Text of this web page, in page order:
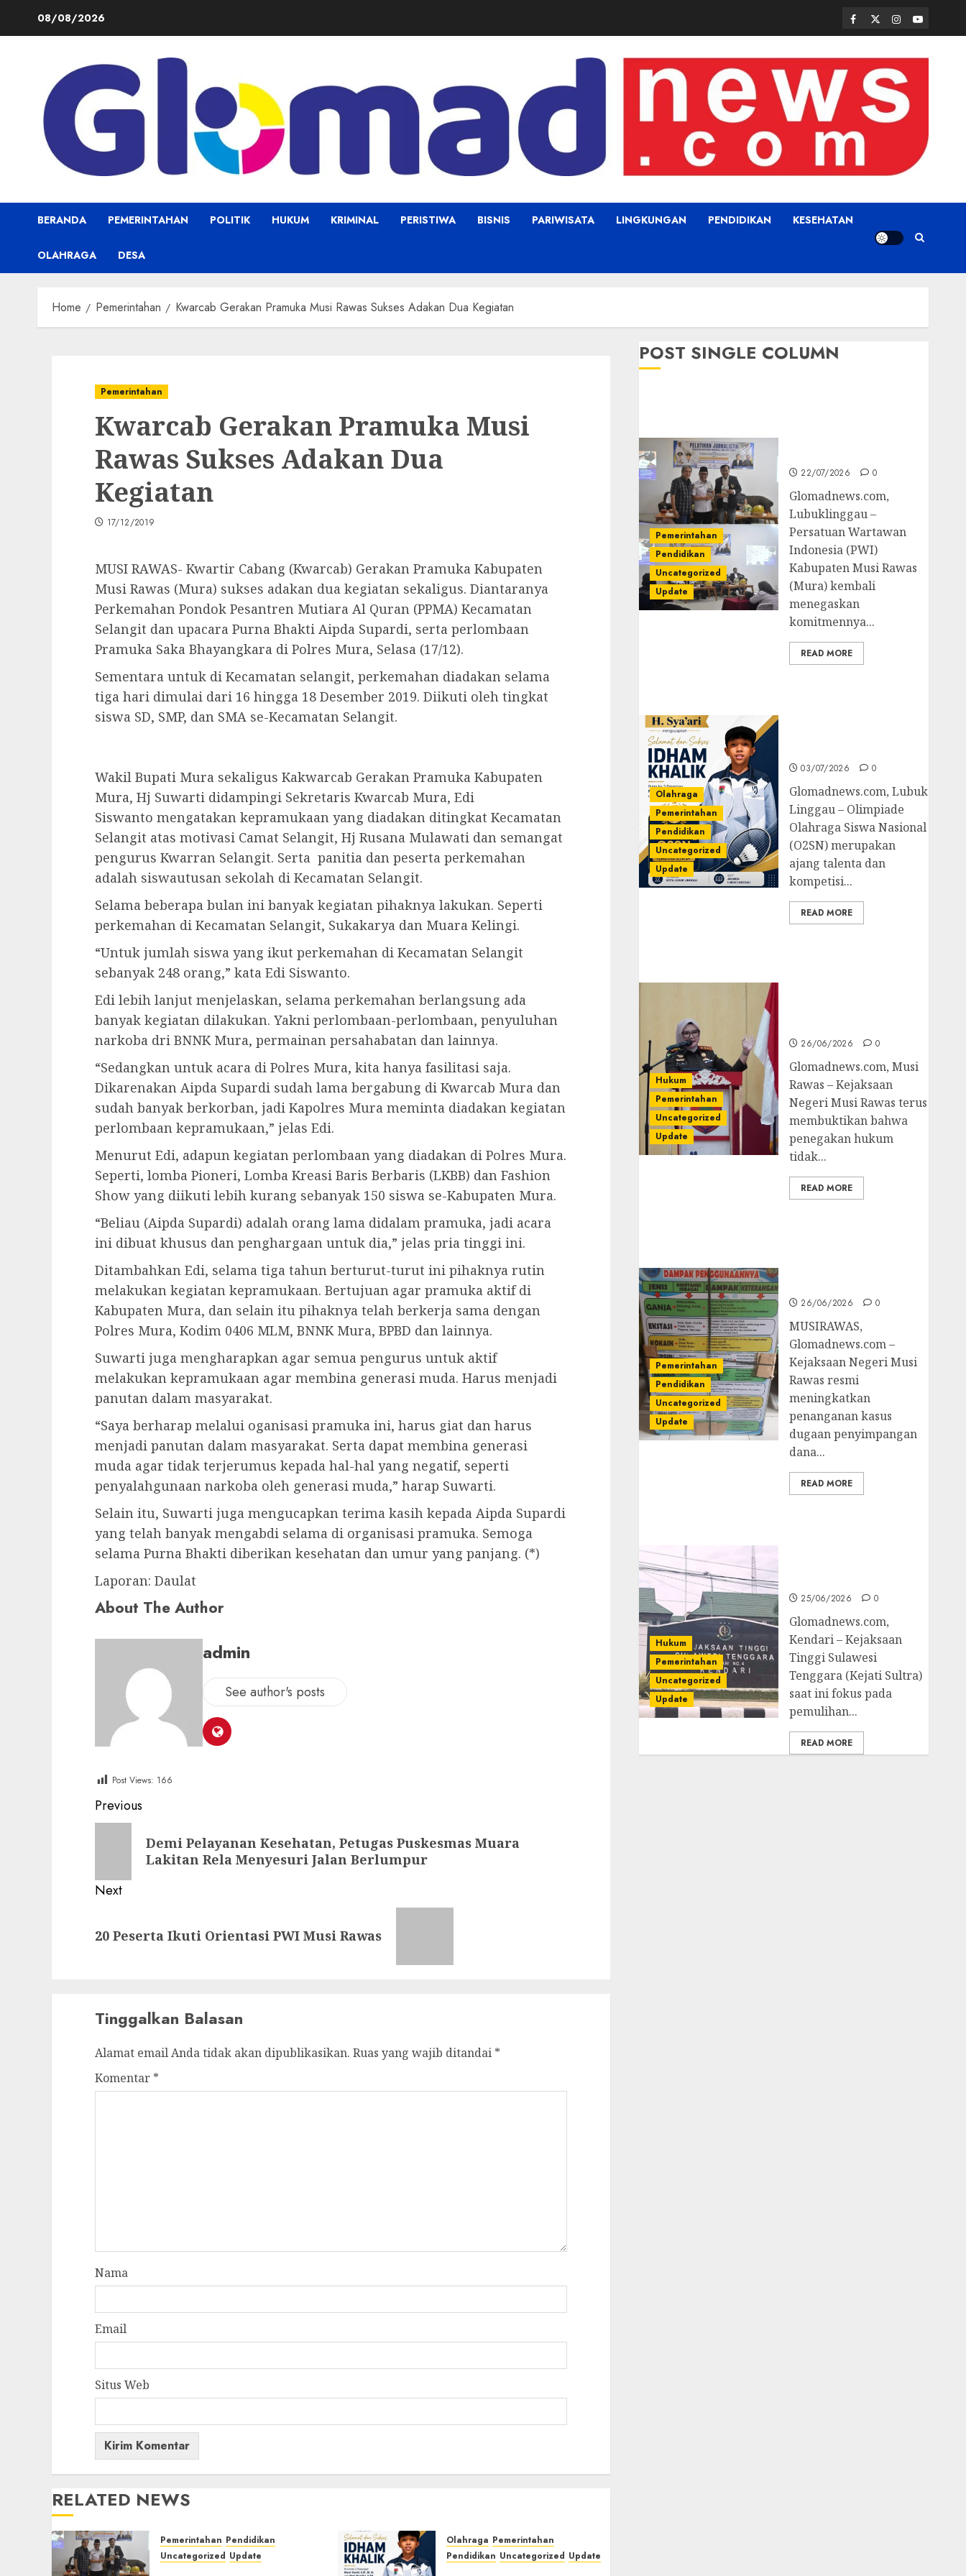
08/08/2026 Facebook
TwitterInstagram
Youtube
BERANDA PEMERINTAHAN POLITIK HUKUM KRIMINAL PERISTIWA BISNIS PARIWISATA LINGKUNGAN PENDIDIKAN KESEHATAN
OLAHRAGA DESA
Home Pemerintahan Kwarcab Gerakan Pramuka Musi Rawas Sukses Adakan Dua Kegiatan
Pemerintahan
Kwarcab Gerakan Pramuka Musi
Rawas Sukses Adakan Dua
Kegiatan
17/12/2019
MUSI RAWAS- Kwartir Cabang (Kwarcab) Gerakan Pramuka Kabupaten
Musi Rawas (Mura) sukses adakan dua kegiatan sekaligus. Diantaranya
Perkemahan Pondok Pesantren Mutiara Al Quran (PPMA) Kecamatan
Selangit dan upacara Purna Bhakti Aipda Supardi, serta perlombaan
Pramuka Saka Bhayangkara di Polres Mura, Selasa (17/12).
Sementara untuk di Kecamatan selangit, perkemahan diadakan selama
tiga hari dimulai dari 16 hingga 18 Desember 2019. Diikuti oleh tingkat
siswa SD, SMP, dan SMA se-Kecamatan Selangit.
Wakil Bupati Mura sekaligus Kakwarcab Gerakan Pramuka Kabupaten
Mura, Hj Suwarti didampingi Sekretaris Kwarcab Mura, Edi
Siswanto mengatakan kepramukaan yang diadakan ditingkat Kecamatan
Selangit atas motivasi Camat Selangit, Hj Rusana Mulawati dan semangat
pengurus Kwarran Selangit. Serta panitia dan peserta perkemahan
adalah siswautusan sekolah di Kecamatan Selangit.
Selama beberapa bulan ini banyak kegiatan pihaknya lakukan. Seperti
perkemahan di Kecamatan Selangit, Sukakarya dan Muara Kelingi.
“Untuk jumlah siswa yang ikut perkemahan di Kecamatan Selangit
sebanyak 248 orang,” kata Edi Siswanto.
Edi lebih lanjut menjelaskan, selama perkemahan berlangsung ada
banyak kegiatan dilakukan. Yakni perlombaan-perlombaan, penyuluhan
narkoba dri BNNK Mura, permainan persahabatan dan lainnya.
“Sedangkan untuk acara di Polres Mura, kita hanya fasilitasi saja.
Dikarenakan Aipda Supardi sudah lama bergabung di Kwarcab Mura dan
sudah banyak berkorban, jadi Kapolres Mura meminta diadakan kegiatan
perlombaan kepramukaan,” jelas Edi.
Menurut Edi, adapun kegiatan perlombaan yang diadakan di Polres Mura.
Seperti, lomba Pioneri, Lomba Kreasi Baris Berbaris (LKBB) dan Fashion
Show yang diikuti lebih kurang sebanyak 150 siswa se-Kabupaten Mura.
“Beliau (Aipda Supardi) adalah orang lama didalam pramuka, jadi acara
ini dibuat khusus dan penghargaan untuk dia,” jelas pria tinggi ini.
Ditambahkan Edi, selama tiga tahun berturut-turut ini pihaknya rutin
melakukan kegiatan kepramukaan. Bertujuan agar pramuka aktif di
Kabupaten Mura, dan selain itu pihaknya telah berkerja sama dengan
Polres Mura, Kodim 0406 MLM, BNNK Mura, BPBD dan lainnya.
Suwarti juga mengharapkan agar semua pengurus untuk aktif
melakukan kepramukaan agar membina generasi muda. Harus menjadi
panutan dalam masyarakat.
“Saya berharap melalui oganisasi pramuka ini, harus giat dan harus
menjadi panutan dalam masyarakat. Serta dapat membina generasi
muda agar tidak terjerumus kepada hal-hal yang negatif, seperti
penyalahgunaan narkoba oleh generasi muda,” harap Suwarti.
Selain itu, Suwarti juga mengucapkan terima kasih kepada Aipda Supardi
yang telah banyak mengabdi selama di organisasi pramuka. Semoga
selama Purna Bhakti diberikan kesehatan dan umur yang panjang. (*)
Laporan: Daulat
About The Author
admin
See author's posts
Post Views: 166
Post
navigation
Previous
Demi Pelayanan Kesehatan, Petugas Puskesmas Muara
Lakitan Rela Menyesuri Jalan Berlumpur
Next
post:
20 Peserta Ikuti Orientasi PWI Musi Rawas
Tinggalkan Balasan
Alamat email Anda tidak akan dipublikasikan. Ruas yang wajib ditandai *
Komentar *
Nama
Email
Situs Web
RELATED NEWS
Pemerintahan Pendidikan
Uncategorized Update
Olahraga Pemerintahan
Pendidikan Uncategorized Update
POST SINGLE COLUMN
Pemerintahan
Pendidikan
Uncategorized
Update
22/07/2026 0
Glomadnews.com,
Lubuklinggau –
Persatuan Wartawan
Indonesia (PWI)
Kabupaten Musi Rawas
(Mura) kembali
menegaskan
komitmennya...
READ MORE
Olahraga
Pemerintahan
Pendidikan
Uncategorized
Update
03/07/2026 0
Glomadnews.com, Lubuk
Linggau – Olimpiade
Olahraga Siswa Nasional
(O2SN) merupakan
ajang talenta dan
kompetisi...
READ MORE
Hukum
Pemerintahan
Uncategorized
Update
26/06/2026 0
Glomadnews.com, Musi
Rawas – Kejaksaan
Negeri Musi Rawas terus
membuktikan bahwa
penegakan hukum
tidak...
READ MORE
Pemerintahan
Pendidikan
Uncategorized
Update
26/06/2026 0
MUSIRAWAS,
Glomadnews.com –
Kejaksaan Negeri Musi
Rawas resmi
meningkatkan
penanganan kasus
dugaan penyimpangan
dana...
READ MORE
Hukum
Pemerintahan
Uncategorized
Update
25/06/2026 0
Glomadnews.com,
Kendari – Kejaksaan
Tinggi Sulawesi
Tenggara (Kejati Sultra)
saat ini fokus pada
pemulihan...
READ MORE